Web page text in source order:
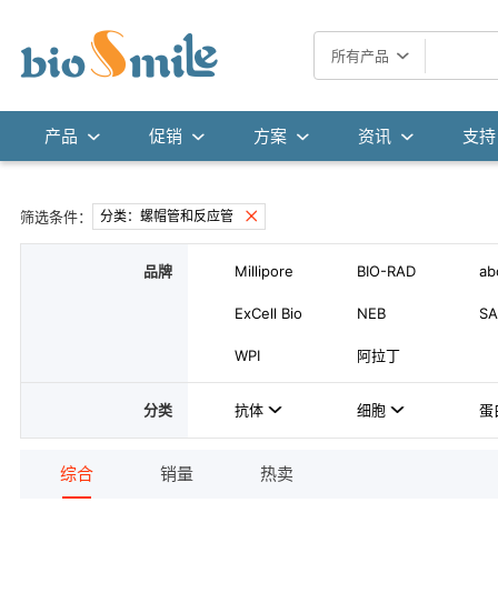
所有产品
产品 促销 方案 资讯 支持
筛选条件： 分类：螺帽管和反应管
品牌 Millipore BIO-RAD
ExCell Bio NEB
WPI 阿拉丁
分类 抗体 细胞 蛋
综合 销量 热卖